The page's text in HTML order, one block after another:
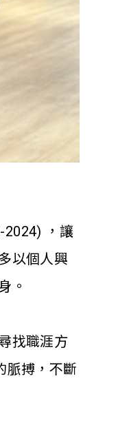
2024) ， 讓
以個人興
。
找職涯方
脈搏，不斷